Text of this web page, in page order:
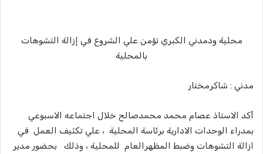
محلية ودمدني الكبري تؤمن علي الشروع في إزالة التشوهات
بالمحلية
مدني : شاكرمختار
أكد الاستاذ عصام محمد محمدصالح خلال اجتماعه الاسبوعي
بمدراء الوحدات الادارية برئاسة المحلية ، علي تكثيف العمل في
ازالة التشوهات وضبط المظهرالعام للمحلية ، وذلك بحضور مدير